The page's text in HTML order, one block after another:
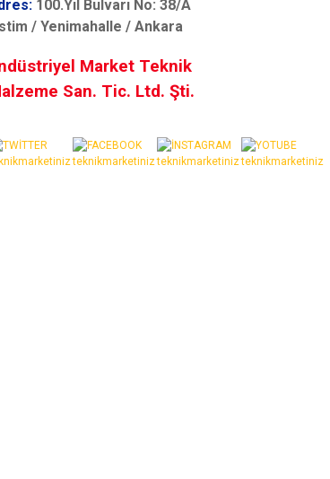
100.Yıl Bulvarı No: 38/A
/ Yenimahalle / Ankara
Market Teknik
San. Tic. Ltd. Şti.